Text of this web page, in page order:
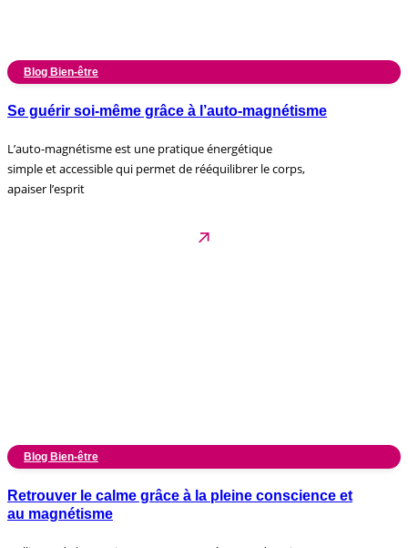
Blog Bien-être
Se guérir soi-même grâce à l’auto-magnétisme
L’auto-magnétisme est une pratique énergétique
simple et accessible qui permet de rééquilibrer le corps,
apaiser l’esprit
Blog Bien-être
Retrouver le calme grâce à la pleine conscience et
au magnétisme